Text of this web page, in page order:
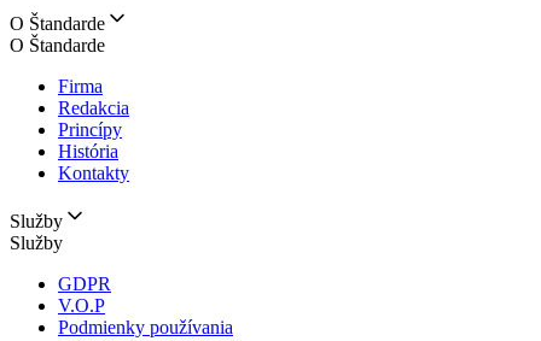
O Štandarde
O Štandarde
Firma
Redakcia
Princípy
História
Kontakty
Služby
Služby
GDPR
V.O.P
Podmienky používania